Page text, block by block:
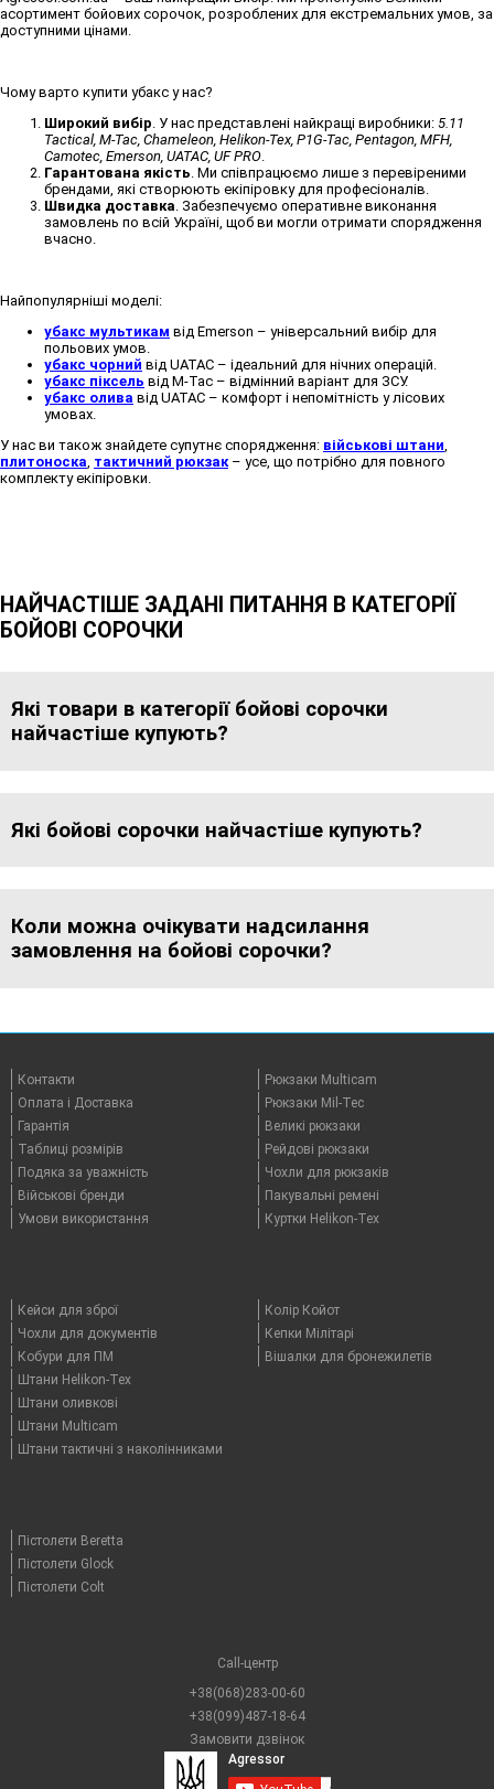
асортимент бойових сорочок, розроблених для екстремальних умов, за
доступними цінами.
Чому варто купити убакс у нас?
Широкий вибір. У нас представлені найкращі виробники: 5.11
Tactical, M-Tac, Chameleon, Helikon-Tex, P1G-Tac, Pentagon, MFH,
Camotec, Emerson, UATAC, UF PRO.
Гарантована якість. Ми співпрацюємо лише з перевіреними
брендами, які створюють екіпіровку для професіоналів.
Швидка доставка. Забезпечуємо оперативне виконання
замовлень по всій Україні, щоб ви могли отримати спорядження
вчасно.
Найпопулярніші моделі:
убакс мультикам від Emerson – універсальний вибір для
польових умов.
убакс чорний від UATAC – ідеальний для нічних операцій.
убакс піксель від M-Tac – відмінний варіант для ЗСУ.
убакс олива від UATAC – комфорт і непомітність у лісових
умовах.
У нас ви також знайдете супутнє спорядження: військові штани,
плитоноска, тактичний рюкзак– усе, що потрібно для повного
комплекту екіпіровки.
НАЙЧАСТІШЕ ЗАДАНІ ПИТАННЯ В КАТЕГОРІЇ
БОЙОВІ СОРОЧКИ
Які товари в категорії бойові сорочки
найчастіше купують?
Які бойові сорочки найчастіше купують?
Коли можна очікувати надсилання
замовлення на бойові сорочки?
Контакти
Оплата i Доставка
Гарантія
Таблицi розмірів
Подяка за уважність
Військові бренди
Умови використання
Рюкзаки Multicam
Рюкзаки Mil-Tec
Великі рюкзаки
Рейдові рюкзаки
Чохли для рюкзаків
Пакувальні ремені
Куртки Helikon-Tex
Кейси для зброї
Чохли для документів
Кобури для ПМ
Штани Helikon-Tex
Штани оливкові
Штани Multicam
Штани тактичні з наколінниками
Колір Койот
Кепки Мілітарі
Вішалки для бронежилетів
Пістолети Beretta
Пістолети Glock
Пістолети Colt
Call-центр
+38(068)283-00-60
+38(099)487-18-64
Замовити дзвінок